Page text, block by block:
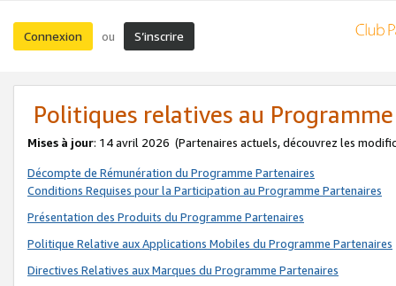
Connexion ou S’inscrire
Politiques relatives au
Mises à jour: 14 avril 2026 (Partenaires actuels, découvrez les
Décompte de Rémunération du Programme Partenaires
Conditions Requises pour la Participation au Programme Partenaires
Présentation des Produits du Programme Partenaires
Politique Relative aux Applications Mobiles du Programme Partenaires
Directives Relatives aux Marques du Programme Partenaires